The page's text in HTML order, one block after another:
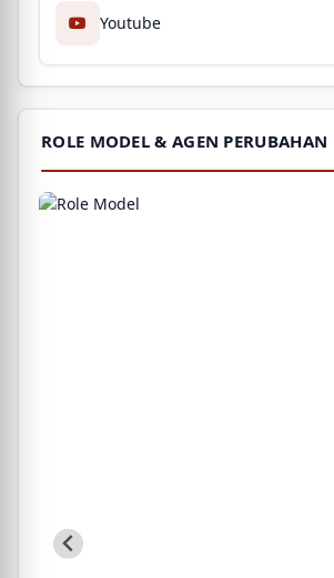
Youtube
ROLE MODEL & AGEN PERUBAHAN